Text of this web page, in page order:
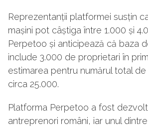
Reprezentanții platformei susțin
mașini pot câștiga între 1.000 și
Perpetoo și anticipează că baza
include 3.000 de proprietari în
estimarea pentru numărul total
circa 25.000.
Platforma Perpetoo a fost
antreprenori români, iar unul